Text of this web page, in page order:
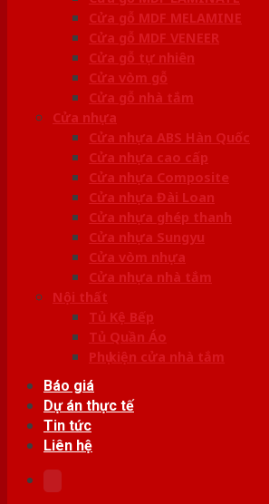
Cửa gỗ MDF MELAMINE
Cửa gỗ MDF VENEER
Cửa gỗ tự nhiên
Cửa vòm gỗ
Cửa gỗ nhà tắm
Cửa nhựa
Cửa nhựa ABS Hàn Quốc
Cửa nhựa cao cấp
Cửa nhựa Composite
Cửa nhựa Đài Loan
Cửa nhựa ghép thanh
Cửa nhựa Sungyu
Cửa vòm nhựa
Cửa nhựa nhà tắm
Nội thất
Tủ Kệ Bếp
Tủ Quần Áo
Phụ kiện cửa nhà tắm
Báo giá
Dự án thực tế
Tin tức
Liên hệ